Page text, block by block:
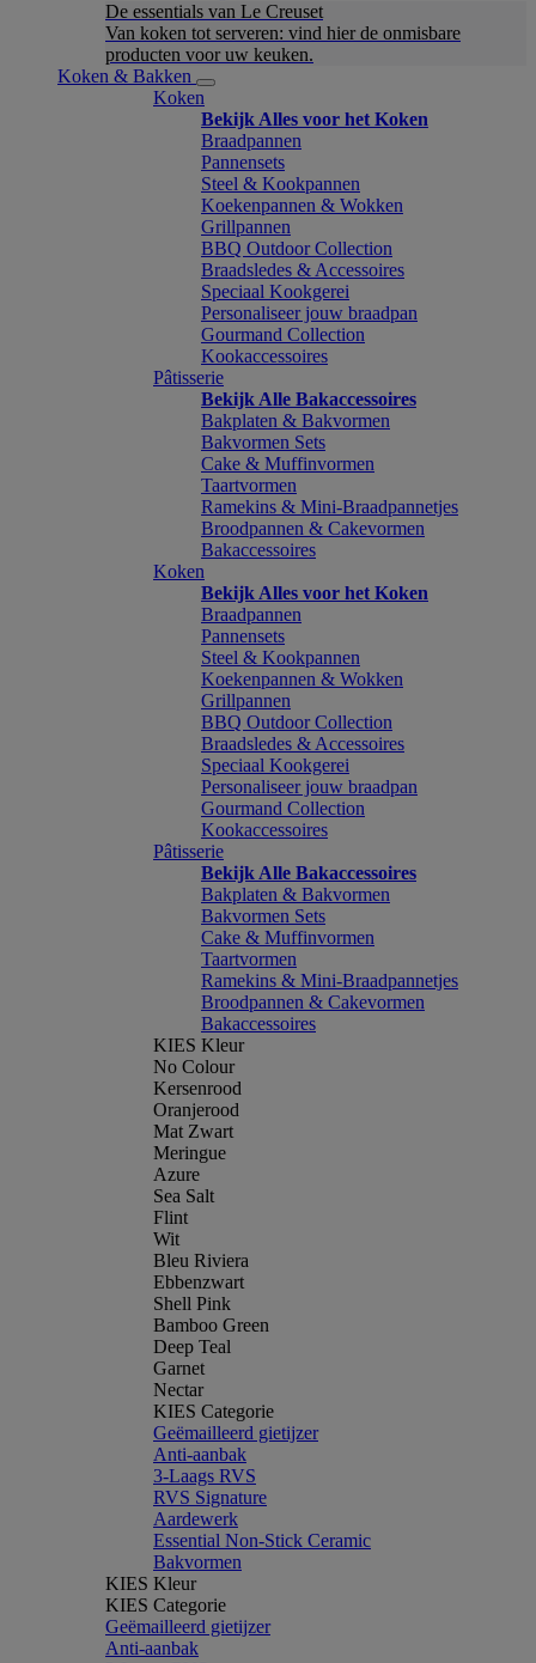
De essentials van Le Creuset
Van koken tot serveren: vind hier de onmisbare
producten voor uw keuken.
Koken & Bakken
Koken
Bekijk Alles voor het Koken
Braadpannen
Pannensets
Steel & Kookpannen
Koekenpannen & Wokken
Grillpannen
BBQ Outdoor Collection
Braadsledes & Accessoires
Speciaal Kookgerei
Personaliseer jouw braadpan
Gourmand Collection
Kookaccessoires
Pâtisserie
Bekijk Alle Bakaccessoires
Bakplaten & Bakvormen
Bakvormen Sets
Cake & Muffinvormen
Taartvormen
Ramekins & Mini-Braadpannetjes
Broodpannen & Cakevormen
Bakaccessoires
Koken
Bekijk Alles voor het Koken
Braadpannen
Pannensets
Steel & Kookpannen
Koekenpannen & Wokken
Grillpannen
BBQ Outdoor Collection
Braadsledes & Accessoires
Speciaal Kookgerei
Personaliseer jouw braadpan
Gourmand Collection
Kookaccessoires
Pâtisserie
Bekijk Alle Bakaccessoires
Bakplaten & Bakvormen
Bakvormen Sets
Cake & Muffinvormen
Taartvormen
Ramekins & Mini-Braadpannetjes
Broodpannen & Cakevormen
Bakaccessoires
KIES Kleur
No Colour
Kersenrood
Oranjerood
Mat Zwart
Meringue
Azure
Sea Salt
Flint
Wit
Bleu Riviera
Ebbenzwart
Shell Pink
Bamboo Green
Deep Teal
Garnet
Nectar
KIES Categorie
Geëmailleerd gietijzer
Anti-aanbak
3-Laags RVS
RVS Signature
Aardewerk
Essential Non-Stick Ceramic
Bakvormen
KIES Kleur
KIES Categorie
Geëmailleerd gietijzer
Anti-aanbak